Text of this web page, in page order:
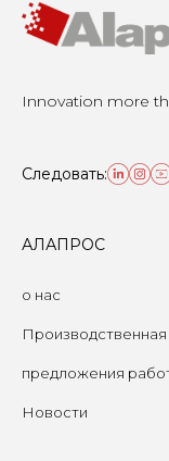
Innovation more
Следовать:
АЛАПРОС
о нас
Производственная
предложения
Новости